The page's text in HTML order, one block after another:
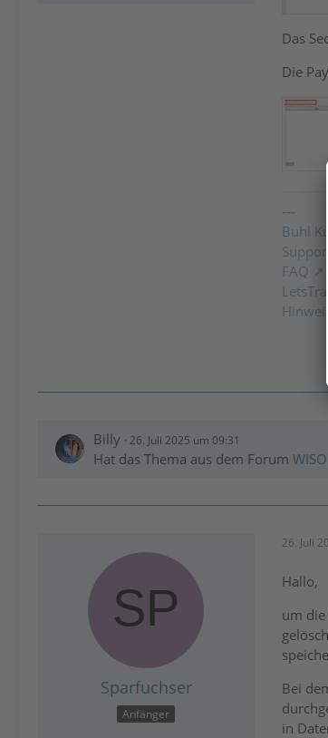
Das
Die
---
Buhl
FAQ
Billy 26. Juli 2025 um 09:31
Hat das Thema aus dem Forum
Sparfuchser
Anfänger
26. Juli
Hallo,
um
Bei
in